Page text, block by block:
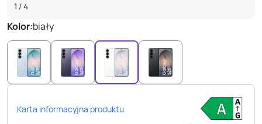
1 /4
Kolor:biały
Karta informacyjna produktu